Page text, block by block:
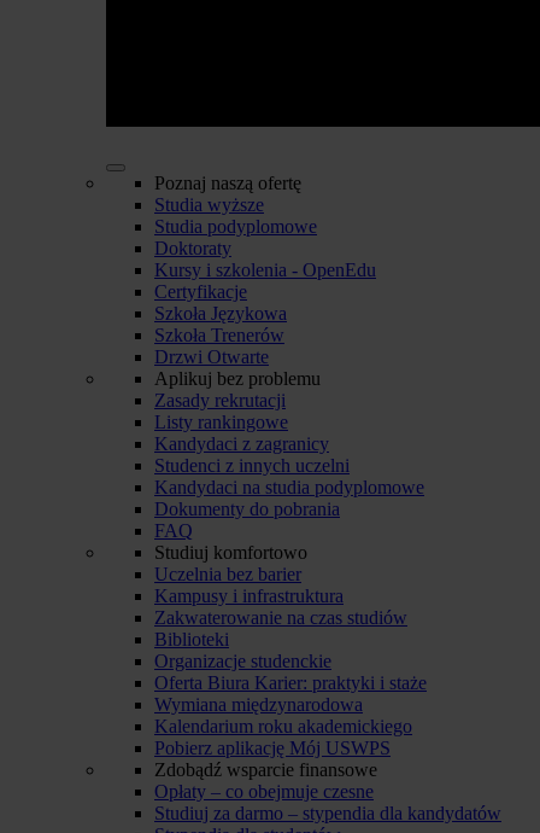
Poznaj naszą ofertę
Studia wyższe
Studia podyplomowe
Doktoraty
Kursy i szkolenia - OpenEdu
Certyfikacje
Szkoła Językowa
Szkoła Trenerów
Drzwi Otwarte
Aplikuj bez problemu
Zasady rekrutacji
Listy rankingowe
Kandydaci z zagranicy
Studenci z innych uczelni
Kandydaci na studia podyplomowe
Dokumenty do pobrania
FAQ
Studiuj komfortowo
Uczelnia bez barier
Kampusy i infrastruktura
Zakwaterowanie na czas studiów
Biblioteki
Organizacje studenckie
Oferta Biura Karier: praktyki i staże
Wymiana międzynarodowa
Kalendarium roku akademickiego
Pobierz aplikację Mój USWPS
Zdobądź wsparcie finansowe
Opłaty – co obejmuje czesne
Studiuj za darmo – stypendia dla kandydatów